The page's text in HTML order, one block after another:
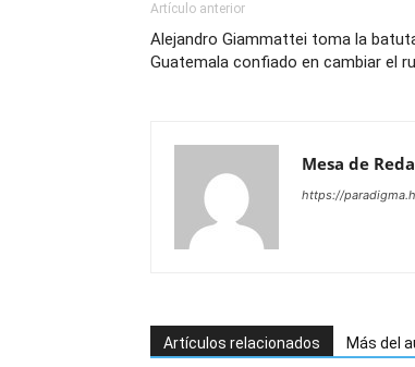
Artículo anterior
Alejandro Giammattei toma la
Guatemala confiado en cambiar el
Mesa de
https://
Artículos relacionados Más del